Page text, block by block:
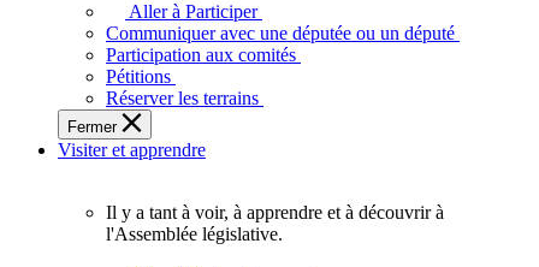
plein
potentiel,
l'Assemblée
a
besoin
de
Aller à Participer
Communiquer avec une députée ou un député
Participation aux comités
Pétitions
Réserver les terrains
Fermer
Visiter et apprendre
Il y a tant à voir, à apprendre et à découvrir à
l'Assemblée législative.